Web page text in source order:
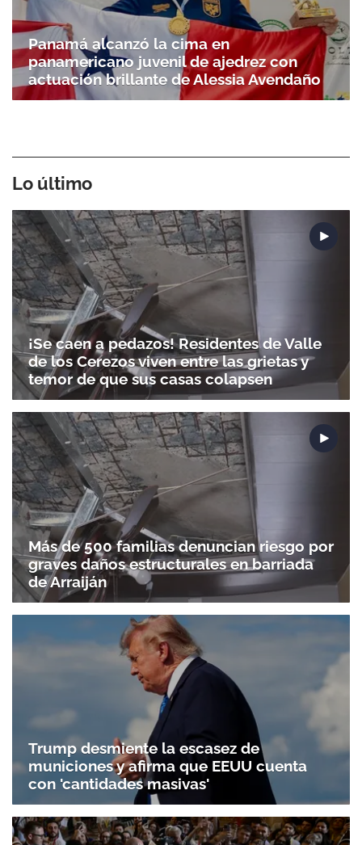
Panamá alcanzó la cima en
panamericano juvenil de ajedrez con
actuación brillante de Alessia Avendaño
Lo último
¡Se caen a pedazos! Residentes de Valle
de los Cerezos viven entre las grietas y
temor de que sus casas colapsen
Más de 500 familias denuncian riesgo por
graves daños estructurales en barriada
de Arraiján
Trump desmiente la escasez de
municiones y afirma que EEUU cuenta
con 'cantidades masivas'